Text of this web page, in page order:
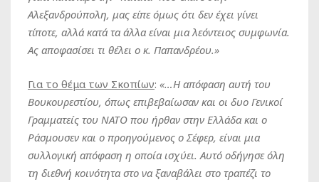
Αλεξανδρούπολη, μας είπε όμως ότι δεν έχει γίνει
τίποτε, αλλά κατά τα άλλα είναι μια λεόντειος συμφωνία.
Ας αποφασίσει τι θέλει ο κ. Παπανδρέου.»
Για το θέμα των Σκοπίων: «…Η απόφαση αυτή του
Βουκουρεστίου, όπως επιβεβαίωσαν και οι δυο Γενικοί
Γραμματείς του ΝΑΤΟ που ήρθαν στην Ελλάδα και ο
Ράσμουσεν και ο προηγούμενος ο Σέφερ, είναι μια
συλλογική απόφαση η οποία ισχύει. Αυτό οδήγησε όλη
τη διεθνή κοινότητα στο να ξαναβάλει στο τραπέζι το